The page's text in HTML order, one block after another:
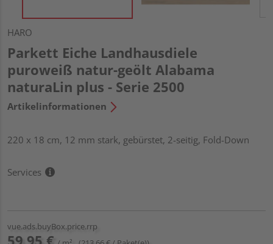
HARO
Parkett Eiche Landhausdiele
puroweiß natur-geölt Alabama
naturaLin plus - Serie 2500
Artikelinformationen
220 x 18 cm, 12 mm stark, gebürstet, 2-seitig, Fold-Down
Services
vue.ads.buyBox.price.rrp
59,95 €